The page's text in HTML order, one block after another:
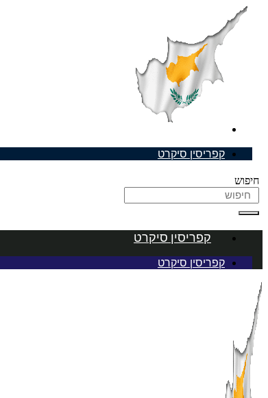
קפריסין סיקרט
חיפוש
קפריסין סיקרט
קפריסין סיקרט